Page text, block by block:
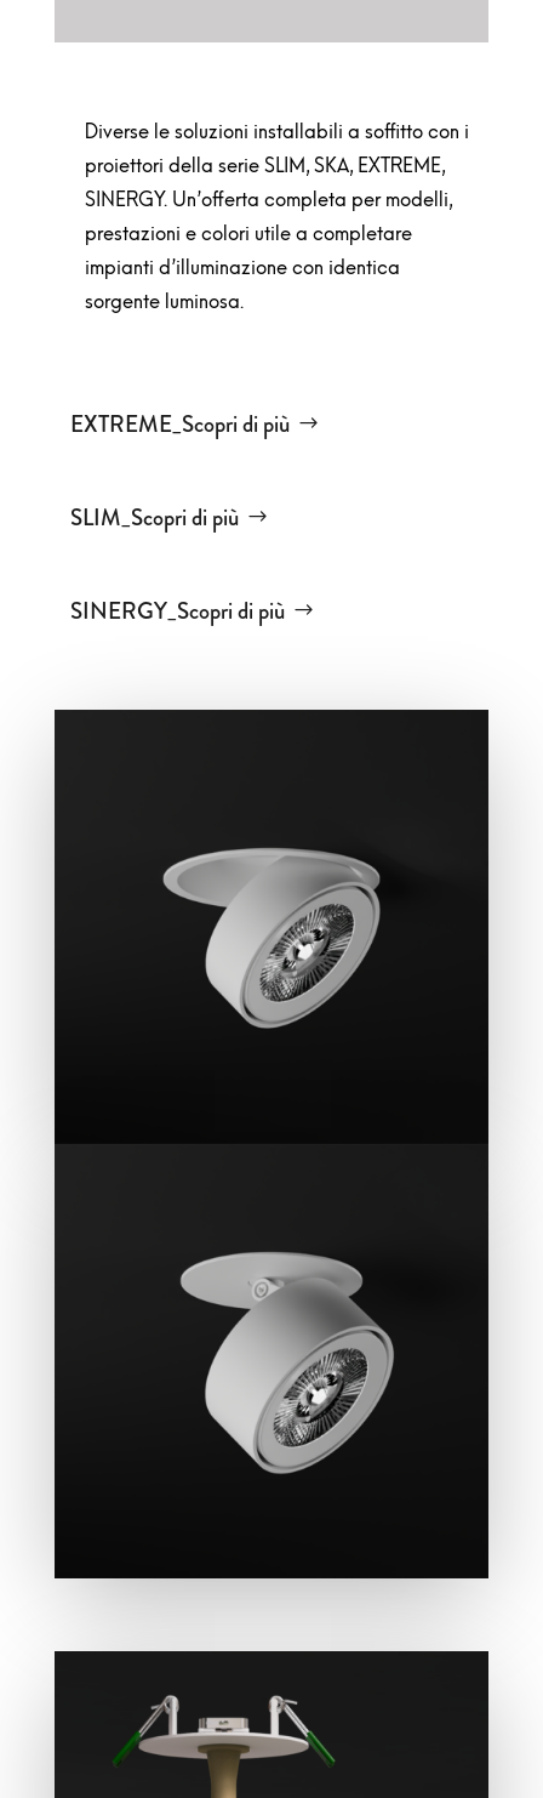
Diverse le soluzioni installabili a soffitto con i
proiettori della serie SLIM, SKA, EXTREME,
SINERGY. Un’offerta completa per modelli,
prestazioni e colori utile a completare
impianti d’illuminazione con identica
sorgente luminosa.
EXTREME_Scopri di più
SLIM_Scopri di più
SINERGY_Scopri di più